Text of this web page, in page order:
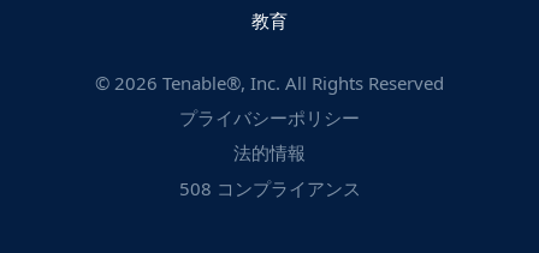
教育
© 2026 Tenable®, Inc. All Rights Reserved
プライバシーポリシー
法的情報
508 コンプライアンス